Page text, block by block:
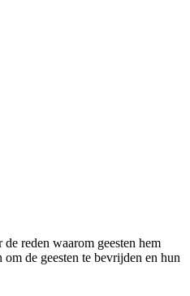
reden waarom geesten hem
de geesten te bevrijden en hun